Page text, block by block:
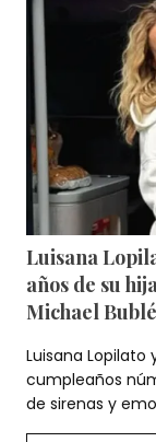
Luisana
años de su
Michael
Luisana Lopilato
cumpleaños
de sirenas y